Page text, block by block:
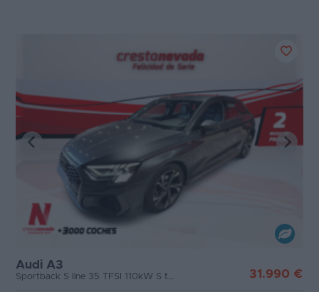
Audi A3
Sportback S line 35 TFSI 110kW S tronic 31.990 €